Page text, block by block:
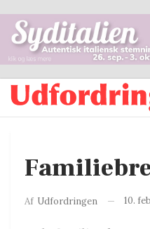
Af Udfordringen 10.